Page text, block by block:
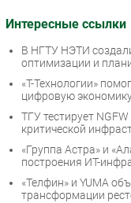
Интересные ссылки
В НГТУ НЭТИ
оптимизации и
«Т-Технологии»
цифровую
ТГУ тестирует
критической
«Группа Астра» и
построения ИТ-
«Телфин» и YUMA
трансформации